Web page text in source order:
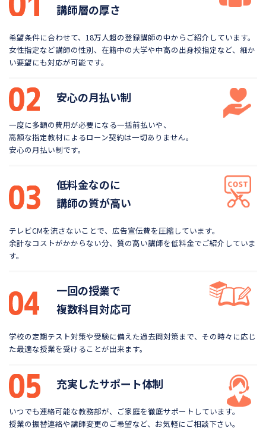
講師層の厚さ
希望条件に合わせて、18万人超の登録講師の中から ご紹介しています。
女性指定など講師の性別、在籍中の大学や中高の出身校指定など、細か
い要望にも対応が可能です。
安心の月払い制
一度に多額の費用が必要になる一括前払いや、
高額な指定教材によるローン契約は一切ありません。
安心の月払い制です。
低料金なのに
講師の質が高い
テレビCMを流さないことで、広告宣伝費を圧縮しています。
余計なコストがかからない分、質の高い講師を低料金でご紹介していま
す。
一回の授業で
複数科目対応可
学校の定期テスト対策や受験に備えた過去問対策まで、 その時々に応じ
た最適な授業を受けることが出来ます。
充実したサポート体制
いつでも連絡可能な教務部が、ご家庭を徹底サポートしています。
授業の振替連絡や講師変更のご希望など、お気軽にご相談下さい。